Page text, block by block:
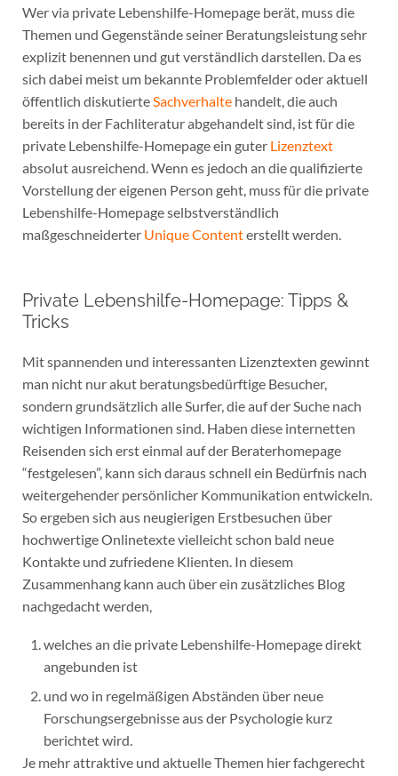
Wer via private Lebenshilfe-Homepage berät, muss die
Themen und Gegenstände seiner Beratungsleistung sehr
explizit benennen und gut verständlich darstellen. Da es
sich dabei meist um bekannte Problemfelder oder aktuell
öffentlich diskutierteSachverhaltehandelt, die auch
bereits in der Fachliteratur abgehandelt sind, ist für die
private Lebenshilfe-Homepage ein guter Lizenztext
absolut ausreichend. Wenn es jedoch an die qualifizierte
Vorstellung der eigenen Person geht, muss für die private
Lebenshilfe-Homepage selbstverständlich
maßgeschneiderter Unique Contenterstellt werden.
Private Lebenshilfe-Homepage: Tipps &
Tricks
Mit spannenden und interessanten Lizenztexten gewinnt
man nicht nur akut beratungsbedürftige Besucher,
sondern grundsätzlich alle Surfer, die auf der Suche nach
wichtigen Informationen sind. Haben diese internetten
Reisenden sich erst einmal auf der Beraterhomepage
“festgelesen”, kann sich daraus schnell ein Bedürfnis nach
weitergehender persönlicher Kommunikation entwickeln.
So ergeben sich aus neugierigen Erstbesuchen über
hochwertige Onlinetexte vielleicht schon bald neue
Kontakte und zufriedene Klienten. In diesem
Zusammenhang kann auch über ein zusätzliches Blog
nachgedacht werden,
welches an die private Lebenshilfe-Homepage direkt
angebunden ist
und wo in regelmäßigen Abständen über neue
Forschungsergebnisse aus der Psychologie kurz
berichtet wird.
Je mehr attraktive und aktuelle Themen hier fachgerecht